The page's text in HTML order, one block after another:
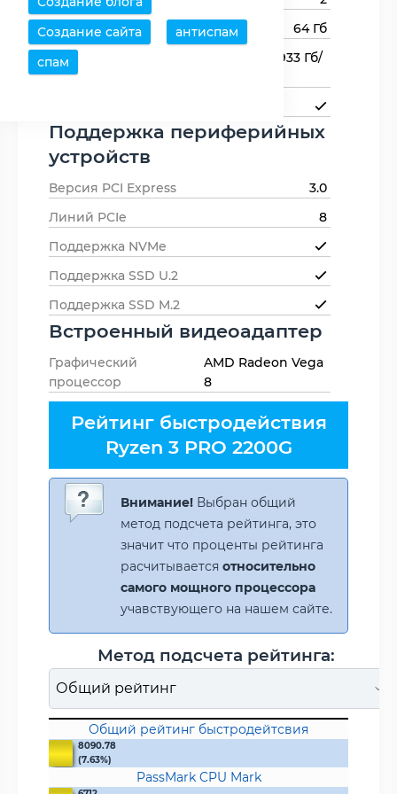
Создание сайта
антиспам
спам
Максимальный объем памяти
64 Гб
Пропускная способность
памяти
46.933 Гб/
Поддержка периферийных
устройств
Версия PCI Express
3.0
Линий PCIe
8
Поддержка NVMe
Поддержка SSD U.2
Поддержка SSD M.2
Встроенный видеоадаптер
Графический
процессор
AMD Radeon Vega
8
Рейтинг быстродействия
Ryzen 3 PRO 2200G
Внимание! Выбран общий
метод подсчета рейтинга, это
значит что проценты рейтинга
расчитывается относительно
самого мощного процессора
учавствующего на нашем сайте.
Метод подсчета рейтинга:
Общий рейтинг быстродейтсвия
8090.78
(7.63%)
PassMark CPU Mark